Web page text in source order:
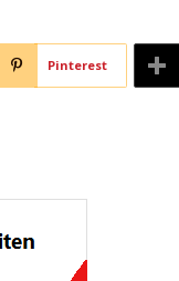
Pinterest